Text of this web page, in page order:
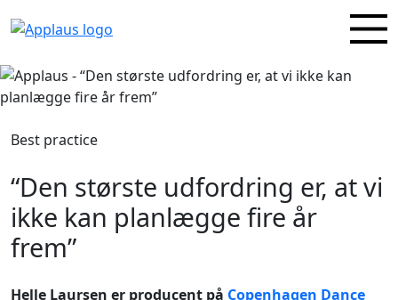
Best practice
“Den største udfordring er, at vi
ikke kan planlægge fire år
frem”
Helle Laursen er producent på Copenhagen Dance